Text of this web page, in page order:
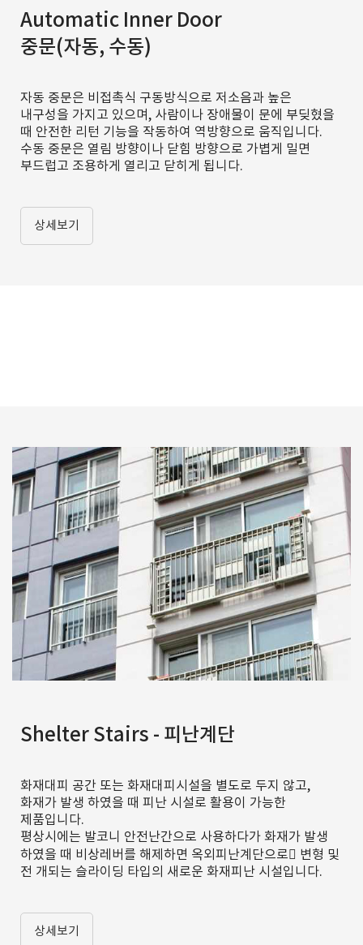
Automatic Inner Door
중문(자동, 수동)
자동 중문은 비접촉식 구동방식으로 저소음과 높은
내구성을 가지고 있으며, 사람이나 장애물이 문에 부딪혔을
때 안전한 리턴 기능을 작동하여 역방향으로 움직입니다.
수동 중문은 열림 방향이나 닫힘 방향으로 가볍게 밀면
부드럽고 조용하게 열리고 닫히게 됩니다.
상세보기
Shelter Stairs - 피난계단
화재대피 공간 또는 화재대피시설을 별도로 두지 않고,
화재가 발생 하였을 때 피난 시설로 활용이 가능한
제품입니다.
평상시에는 발코니 안전난간으로 사용하다가 화재가 발생
하였을 때 비상레버를 해제하면 옥외피난계단으로􀀁 변형 및
전 개되는 슬라이딩 타입의 새로운 화재피난 시설입니다.
상세보기